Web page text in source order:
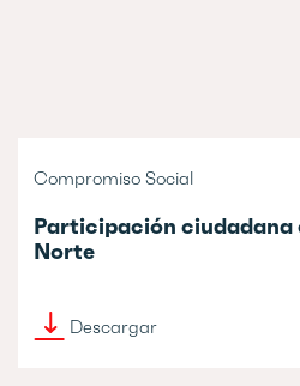
Compromiso Social
Participación ciudadana
Norte
Descargar